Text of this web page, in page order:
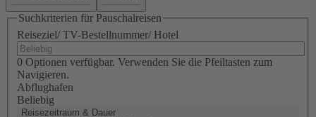
Suchkriterien für Pauschalreisen
Reiseziel/ TV-Bestellnummer/ Hotel
0 Optionen verfügbar. Verwenden Sie die Pfeiltasten zum
Navigieren.
Abflughafen
Beliebig
Reisezeitraum & Dauer